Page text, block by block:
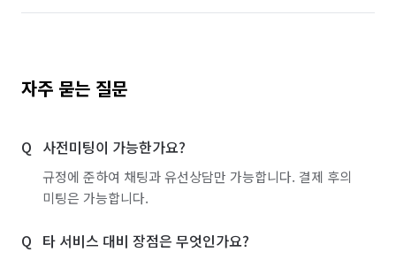
자주 묻는 질문
사전미팅이 가능한가요?
규정에 준하여 채팅과 유선상담만 가능합니다. 결제 후의
미팅은 가능합니다.
타 서비스 대비 장점은 무엇인가요?